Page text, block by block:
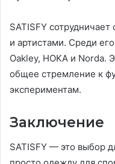
SATISFY
и артистами. Среди
Oakley, HOKA и Norda.
общее стремление к
экспериментам.
Заключение
SATISFY — это выбор